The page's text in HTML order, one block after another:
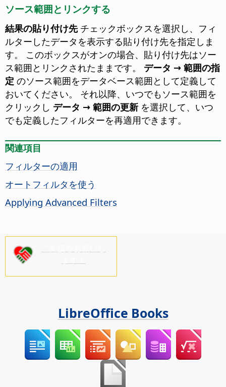
ソース範囲とリンクする
結果の貼り付け先チェックボックスを選択し、フィ
ルターしたデータを表示する貼り付け先を指定しま
す。 このボックスがオンの場合、貼り付け先はソー
ス範囲とリンクされたままです。 データ → 範囲の指
定 のソース範囲をデータベース範囲として定義して
おいてください。
それ以降、いつでもソース範囲を
クリックし データ → 範囲の更新 を選択して、いつ
でも定義したフィルターを再適用できます。
関連項目
フィルターの適用
オートフィルタを使う
Applying Advanced Filters
LibreOffice Books